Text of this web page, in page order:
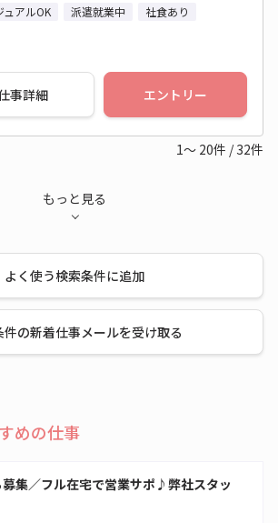
ュアルOK 派遣就業中
社食あり
事詳細 エントリー
1～ 20件 / 32件
もっと見る
よく使う検索条件に追加
件の新着仕事メールを受け取る
めの仕事
集／フル在宅で営業サポ♪弊社スタッ